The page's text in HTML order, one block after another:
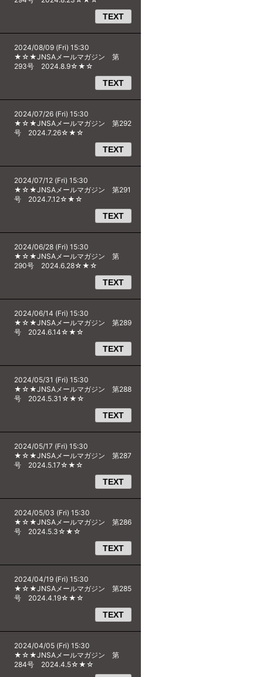
TEXT
2024/08/09 (Fri) 15:30
★☆★JNSAメールマガジン 第
293号 2024.8.9☆★☆
TEXT
2024/07/26 (Fri) 15:30
★☆★JNSAメールマガジン 第292
号 2024.7.26☆★☆
TEXT
2024/07/12 (Fri) 15:30
★☆★JNSAメールマガジン 第291
号 2024.7.12☆★☆
TEXT
2024/06/28 (Fri) 15:30
★☆★JNSAメールマガジン 第
290号 2024.6.28☆★☆
TEXT
2024/06/14 (Fri) 15:30
★☆★JNSAメールマガジン 第289
号 2024.6.14☆★☆
TEXT
2024/05/31 (Fri) 15:30
★☆★JNSAメールマガジン 第288
号 2024.5.31☆★☆
TEXT
2024/05/17 (Fri) 15:30
★☆★JNSAメールマガジン 第287
号 2024.5.17☆★☆
TEXT
2024/05/03 (Fri) 15:30
★☆★JNSAメールマガジン 第286
号 2024.5.3☆★☆
TEXT
2024/04/19 (Fri) 15:30
★☆★JNSAメールマガジン 第285
号 2024.4.19☆★☆
TEXT
2024/04/05 (Fri) 15:30
★☆★JNSAメールマガジン 第
284号 2024.4.5☆★☆